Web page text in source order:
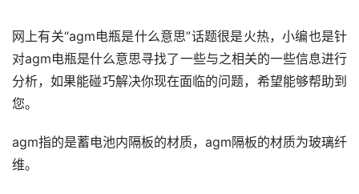
网上有关“agm电瓶是什么意思”话题很是火热，小编也是针
对agm电瓶是什么意思寻找了一些与之相关的一些信息进行
分析，如果能碰巧解决你现在面临的问题，希望能够帮助到
您。
agm指的是蓄电池内隔板的材质，agm隔板的材质为玻璃纤
维。